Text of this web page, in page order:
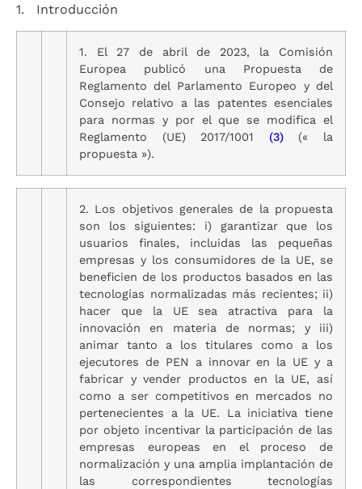
1. Introducción
1. El 27 de abril de 2023, la Comisión
Europea publicó una Propuesta de
Reglamento del Parlamento Europeo y del
Consejo relativo a las patentes esenciales
para normas y por el que se modifica el
Reglamento (UE) 2017/1001 (3)(« la
propuesta »).
2. Los objetivos generales de la propuesta
son los siguientes: i) garantizar que los
usuarios finales, incluidas las pequeñas
empresas y los consumidores de la UE, se
beneficien de los productos basados en las
tecnologías normalizadas más recientes; ii)
hacer que la UE sea atractiva para la
innovación en materia de normas; y iii)
animar tanto a los titulares como a los
ejecutores de PEN a innovar en la UE y a
fabricar y vender productos en la UE, así
como a ser competitivos en mercados no
pertenecientes a la UE. La iniciativa tiene
por objeto incentivar la participación de las
empresas europeas en el proceso de
normalización y una amplia implantación de
las correspondientes tecnologías